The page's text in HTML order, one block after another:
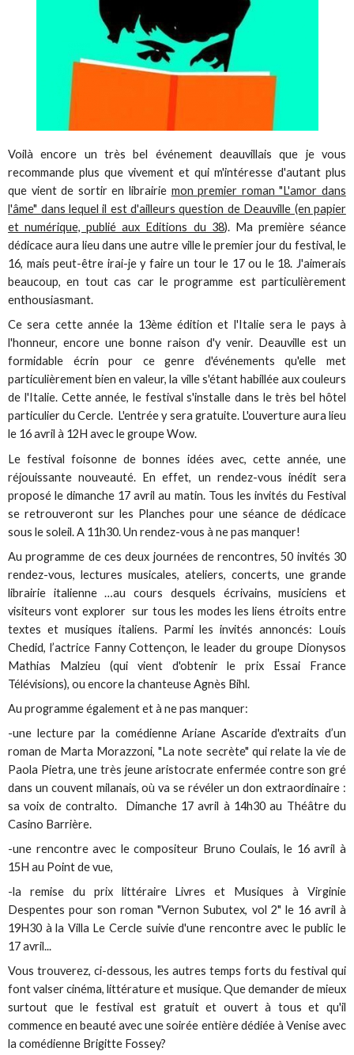
Voilà encore un très bel événement deauvillais que je vous
recommande plus que vivement et qui m'intéresse d'autant plus
que vient de sortir en librairie mon premier roman "L'amor dans
l'âme" dans lequel il est d'ailleurs question de Deauville (en papier
et numérique, publié aux Editions du 38). Ma première séance
dédicace aura lieu dans une autre ville le premier jour du festival, le
16, mais peut-être irai-je y faire un tour le 17 ou le 18. J'aimerais
beaucoup, en tout cas car le programme est particulièrement
enthousiasmant.
Ce sera cette année la 13ème édition et l'Italie sera le pays à
l'honneur, encore une bonne raison d'y venir. Deauville est un
formidable écrin pour ce genre d'événements qu'elle met
particulièrement bien en valeur, la ville s'étant habillée aux couleurs
de l'Italie. Cette année, le festival s'installe dans le très bel hôtel
particulier du Cercle. L'entrée y sera gratuite. L'ouverture aura lieu
le 16 avril à 12H avec le groupe Wow.
Le festival foisonne de bonnes idées avec, cette année, une
réjouissante nouveauté. En effet, un rendez-vous inédit sera
proposé le dimanche 17 avril au matin. Tous les invités du Festival
se retrouveront sur les Planches pour une séance de dédicace
sous le soleil. A 11h30. Un rendez-vous à ne pas manquer!
Au programme de ces deux journées de rencontres, 50 invités 30
rendez-vous, lectures musicales, ateliers, concerts, une grande
librairie italienne …au cours desquels écrivains, musiciens et
visiteurs vont explorer sur tous les modes les liens étroits entre
textes et musiques italiens. Parmi les invités annoncés: Louis
Chedid, l’actrice Fanny Cottençon, le leader du groupe Dionysos
Mathias Malzieu (qui vient d'obtenir le prix Essai France
Télévisions), ou encore la chanteuse Agnès Bihl.
Au programme également et à ne pas manquer:
-une lecture par la comédienne Ariane Ascaride d'extraits d’un
roman de Marta Morazzoni, "La note secrète" qui relate la vie de
Paola Pietra, une très jeune aristocrate enfermée contre son gré
dans un couvent milanais, où va se révéler un don extraordinaire :
sa voix de contralto. Dimanche 17 avril à 14h30 au Théâtre du
Casino Barrière.
-une rencontre avec le compositeur Bruno Coulais, le 16 avril à
15H au Point de vue,
-la remise du prix littéraire Livres et Musiques à Virginie
Despentes pour son roman "Vernon Subutex, vol 2" le 16 avril à
19H30 à la Villa Le Cercle suivie d'une rencontre avec le public le
17 avril...
Vous trouverez, ci-dessous, les autres temps forts du festival qui
font valser cinéma, littérature et musique. Que demander de mieux
surtout que le festival est gratuit et ouvert à tous et qu'il
commence en beauté avec une soirée entière dédiée à Venise avec
la comédienne Brigitte Fossey?